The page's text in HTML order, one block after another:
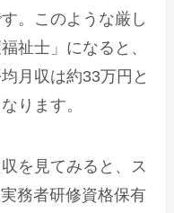
。このような厳し
祉士」になると、
月収は約33万円と
ります。
を見てみると、ス
務者研修資格保有